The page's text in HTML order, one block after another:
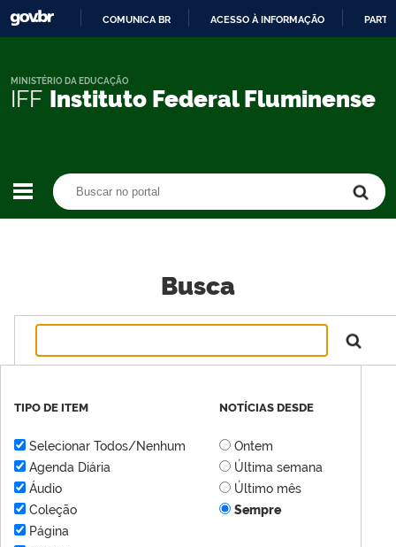
CONTEÚDO
COMUNICA BR ACESSO À INFORMAÇÃO
IFF Instituto Federal Fluminense
MINISTÉRIO DA EDUCAÇÃO
Busca
TIPO DE ITEM
Selecionar Todos/Nenhum
Agenda Diária
Áudio
Coleção
Página
NOTÍCIAS DESDE
Ontem
Última semana
Último mês
Sempre